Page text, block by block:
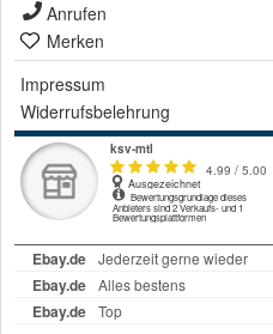
Anrufen
Merken
Impressum
Widerrufsbelehrung